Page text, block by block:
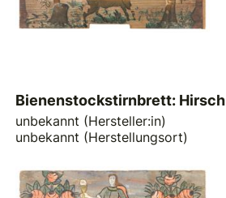
Bienenstockstirnbrett: Hirsch
unbekannt (Hersteller:in)
unbekannt (Herstellungsort)